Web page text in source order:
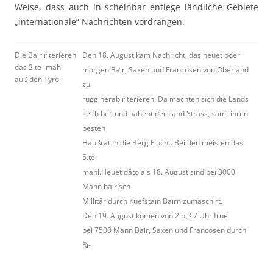
Weise, dass auch in scheinbar entlege ländliche Gebiete
„internationale“ Nachrichten vordrangen.
Die Bair riterieren
das 2.te- mahl
auß den Tyrol
Den 18. August kam Nachricht, das heuet oder
morgen Bair, Saxen und Francosen von Oberland
zu-
rugg herab riterieren. Da machten sich die Lands
Leith bei: und nahent der Land Strass, samt ihren
besten
Haußrat in die Berg Flucht. Bei den meisten das
5.te-
mahl.Heuet däto als 18. August sind bei 3000
Mann bairisch
Millitär durch Kuefstain Bairn zumäschirt.
Den 19. August komen von 2 biß 7 Uhr frue
bei 7500 Mann Bair, Saxen und Francosen durch
Ri-